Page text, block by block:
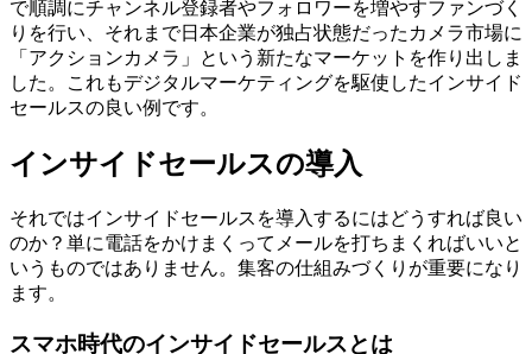
で順調にチャンネル登録者やフォロワーを増やすファンづく
りを行い、それまで日本企業が独占状態だったカメラ市場に
「アクションカメラ」という新たなマーケットを作り出しま
した。これもデジタルマーケティングを駆使したインサイド
セールスの良い例です。
インサイドセールスの導入
それではインサイドセールスを導入するにはどうすれば良い
のか？単に電話をかけまくってメールを打ちまくればいいと
いうものではありません。集客の仕組みづくりが重要になり
ます。
スマホ時代のインサイドセールスとは